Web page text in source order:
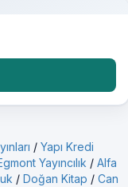
/ Yapı Kredi
Yayıncılık / Alfa
/ Doğan Kitap / Can